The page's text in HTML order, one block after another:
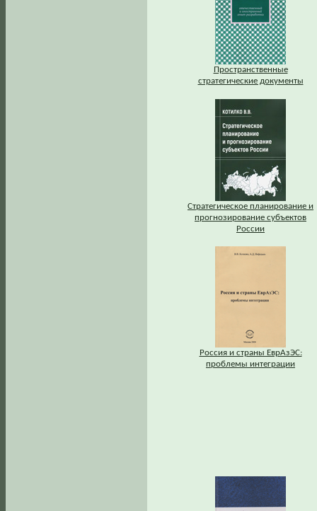
Пространственные
стратегические документы
Стратегическое планирование и
прогнозирование субъектов
России
Россия и страны ЕврАзЭС:
проблемы интеграции